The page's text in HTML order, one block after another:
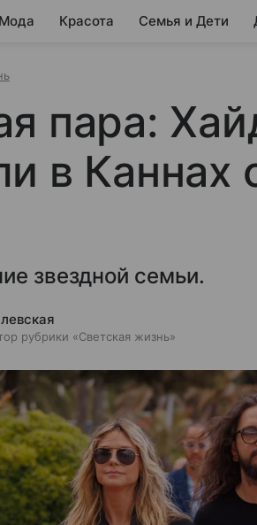
Мода Красота Семья и Дети
пара:
в
звездной семьи.
рубрики «Светская жизнь»